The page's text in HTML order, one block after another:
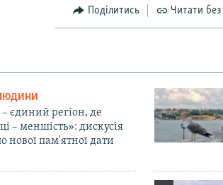
Поділитись Читати без
єдиний регіон, де
– меншість»: дискусія
нової пам'ятної дати